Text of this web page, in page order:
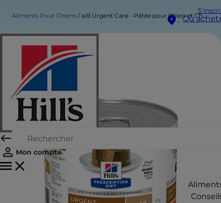
Où
Mon compte
Aliments Pour Chiens a/d Urgent Care - Pâtée pour Chien et Chat - au Poulet